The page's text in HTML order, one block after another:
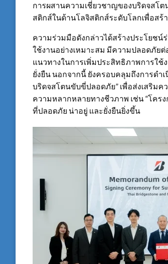
การผสานความเชี่ยวชาญของบริดจสโต
สติกส์ในด้านโลจิสติกส์ระดับโลกเพื่อสร้
ความร่วมมือดังกล่าวได้สร้างประโยช
ใช้งานอย่างเหมาะสม มีความปลอดภัย
แนวทางในการเพิ่มประสิทธิภาพการใช้
ยั่งยืน นอกจากนี้ ยังครอบคลุมถึงการดำเ
บริดจสโตนขับขี่ปลอดภัย” เพื่อส่งเสริม
ความหลากหลายทางชีวภาพ เช่น “โคร
ที่ปลอดภัย น่าอยู่ และยั่งยืนยิ่งขึ้น